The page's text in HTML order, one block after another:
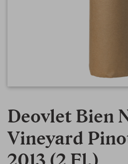
Deovlet Bien
Vineyard
Zum
der
Bildergalerie
springen